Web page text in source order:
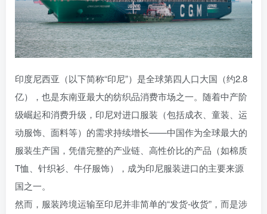
印度尼西亚（以下简称“印尼”）是全球第四人口大国（约2.8
亿），也是东南亚最大的纺织品消费市场之一。随着中产阶
级崛起和消费升级，印尼对进口服装（包括成衣、童装、运
动服饰、面料等）的需求持续增长——中国作为全球最大的
服装生产国，凭借完整的产业链、高性价比的产品（如棉质
T恤、针织衫、牛仔服饰），成为印尼服装进口的主要来源
国之一。
然而，服装跨境运输至印尼并非简单的“发货-收货”，而是涉